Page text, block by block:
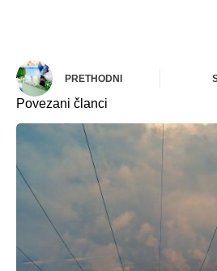
PRETHODNI
Povezani članci